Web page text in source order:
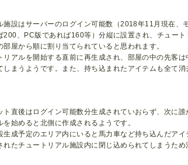
施設はサーバーのログイン可能数（2018年11月現在、
200、PC版であれば160等）分縦に設置され、チュート
部屋から順に割り当てられていると思われます。
リアルを開始する直前に再生成され、部屋の中の先客は
しまうようです。また、持ち込まれたアイテムも全て消
ト直後はログイン可能数分生成されていおらず、次に誰
を始めると北側に作成されるようです。
生成予定のエリア内にいると馬力車など持ち込んだアイ
れたチュートリアル施設内に閉じ込められてしまうため